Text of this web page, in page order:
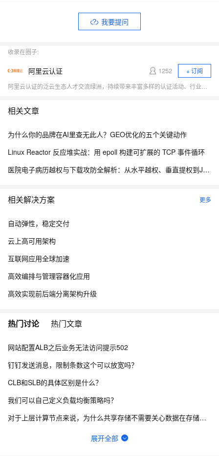
我要提问
收录在圈子:
阿里云认证 1252
+ 订阅
相关文章
为什么你的品牌在AI里查无此人？GEO优化的五个关键动作
Linux Reactor 反应堆实战：用 epoll 构建可扩展的 TCP 事件循环
医院电子病历越权与下载攻防全解析：从水平越权、垂直提权到JWT防线与目录穿越
相关解决方案 更多
自动弹性，稳定交付
云上高可用架构
互联网应用全球加速
高效编排与管理容器化应用
高效实现前后端分离架构升级
热门讨论 热门文章
网站配置ALB之后业务无法访问提示502
钉钉发送消息，限制条数这个可以放宽吗？
CLB和SLB的具体区别是什么？
我们可以自己定义负载均衡策略吗？
对于上层计算节点来说，为什么共享存储不需要关心数据在存储中的实际分布情况和数据分布的负载均衡问题？
微服务架构中负载均衡有什么优点呢？
展开全部